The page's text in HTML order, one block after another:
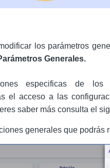
los parámetros
Generales.
especificas de los
el acceso a las
saber más consulta el
generales que podrás